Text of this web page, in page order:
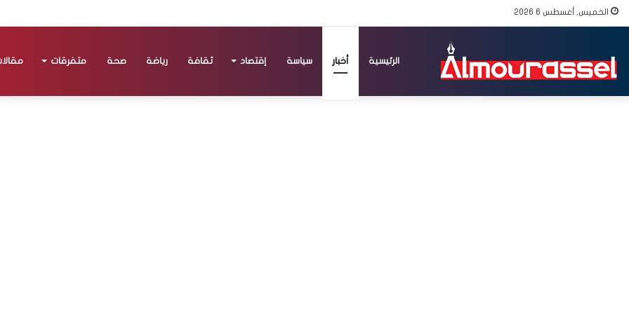
الخميس, أغسطس 6 2026
الرئيسية أخبار سياسة إقتصاد ثقافة رياضة صحة متفرقات